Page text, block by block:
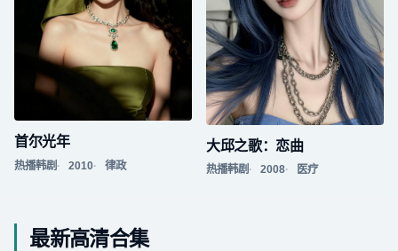
首尔光年
热播韩剧 2010 律政
大邱之歌：恋曲
热播韩剧 2008 医疗
最新高清合集